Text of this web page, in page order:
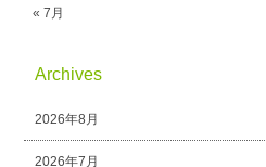
« 7月
Archives
2026年8月
2026年7月